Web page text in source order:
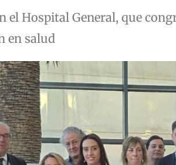
el Hospital General, que
en salud